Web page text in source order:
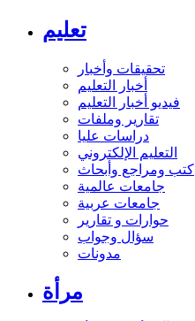
تعليم
تحقيقات وأخبار
أخبار التعليم
فيديو أخبار التعليم
تقارير وملفات
دراسات عليا
التعليم الإلكتروني
كتب ومراجع وأبحاث
جامعات عالمية
جامعات عربية
حوارات و تقارير
سؤال وجواب
مدونات
مرأة